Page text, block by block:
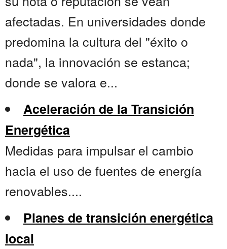
afectadas. En universidades donde
predomina la cultura del "éxito o
nada", la innovación se estanca;
donde se valora e...
Aceleración de la Transición
Energética
Medidas para impulsar el cambio
hacia el uso de fuentes de energía
renovables....
Planes de transición energética
local